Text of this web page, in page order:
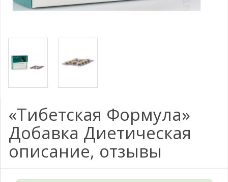
«Тибетская Формула»
Добавка Диетическая
описание, отзывы